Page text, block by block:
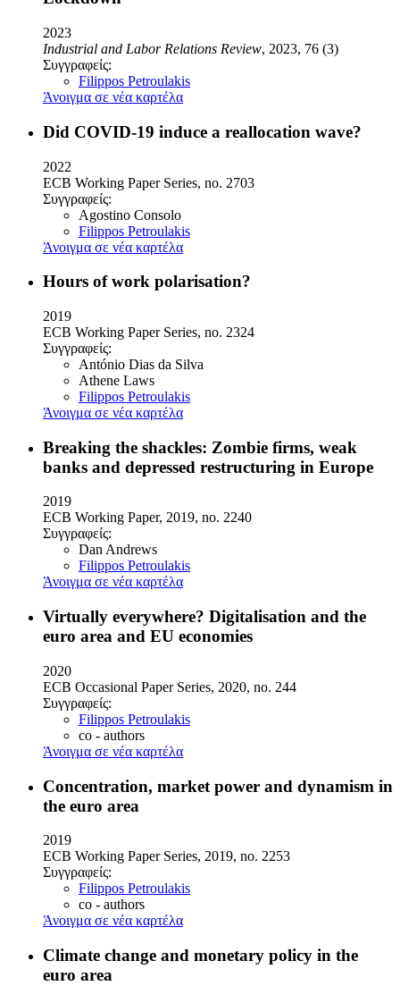
2023
Industrial and Labor Relations Review, 2023, 76 (3)
Συγγραφείς:
Filippos Petroulakis
Άνοιγμα σε νέα καρτέλα
Did COVID-19 induce a reallocation wave?
2022
ECB Working Paper Series, no. 2703
Συγγραφείς:
Agostino Consolo
Filippos Petroulakis
Άνοιγμα σε νέα καρτέλα
Hours of work polarisation?
2019
ECB Working Paper Series, no. 2324
Συγγραφείς:
António Dias da Silva
Athene Laws
Filippos Petroulakis
Άνοιγμα σε νέα καρτέλα
Breaking the shackles: Zombie firms, weak
banks and depressed restructuring in Europe
2019
ECB Working Paper, 2019, no. 2240
Συγγραφείς:
Dan Andrews
Filippos Petroulakis
Άνοιγμα σε νέα καρτέλα
Virtually everywhere? Digitalisation and the
euro area and EU economies
2020
ECB Occasional Paper Series, 2020, no. 244
Συγγραφείς:
Filippos Petroulakis
co - authors
Άνοιγμα σε νέα καρτέλα
Concentration, market power and dynamism in
the euro area
2019
ECB Working Paper Series, 2019, no. 2253
Συγγραφείς:
Filippos Petroulakis
co - authors
Άνοιγμα σε νέα καρτέλα
Climate change and monetary policy in the
euro area